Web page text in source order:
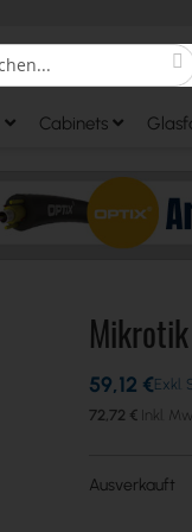
Cabinets
72,72 €
59,12 €
Ausverkauft